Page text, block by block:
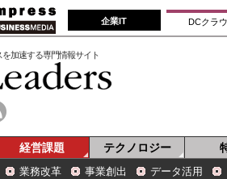
企業IT DCクラ
加速する専門情報サイト
経営課題 テクノロジー
業務改革 事業創出 データ活用